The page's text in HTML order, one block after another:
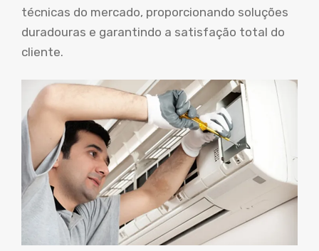
técnicas do mercado, proporcionando soluções
duradouras e garantindo a satisfação total do
cliente.